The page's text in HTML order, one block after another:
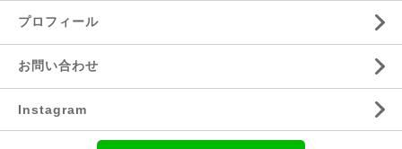
プロフィール
お問い合わせ
Instagram